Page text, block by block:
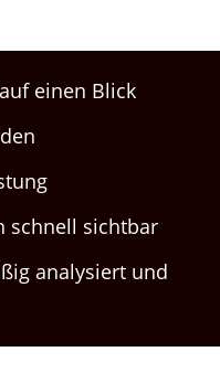
einen Blick
schnell sichtbar
analysiert und